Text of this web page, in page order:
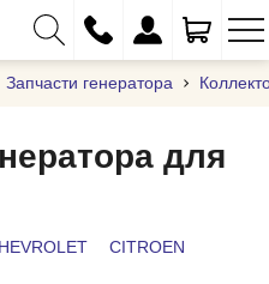
(17) 373-97-09
Запчасти генератора
для
CITROEN